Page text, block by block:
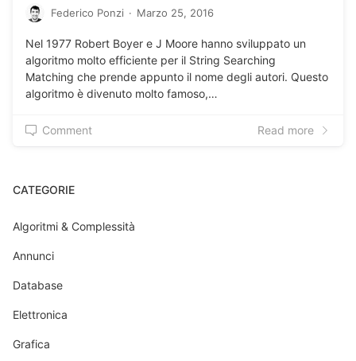
Federico Ponzi · Marzo 25, 2016
Nel 1977 Robert Boyer e J Moore hanno sviluppato un
algoritmo molto efficiente per il String Searching
Matching che prende appunto il nome degli autori. Questo
algoritmo è divenuto molto famoso,…
Comment Read more
CATEGORIE
Algoritmi & Complessità
Annunci
Database
Elettronica
Grafica